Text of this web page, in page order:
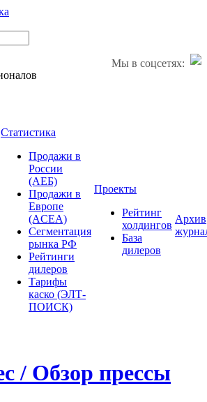
Мы в соцсетях:
Статистика
Продажи в
России
(АЕБ)
Продажи в
Европе
(ACEA)
Сегментация
рынка РФ
Рейтинги
дилеров
Тарифы
каско (ЭЛТ-
ПОИСК)
Проекты
Рейтинг
холдингов
База
дилеров
Архив
/ Обзор прессы